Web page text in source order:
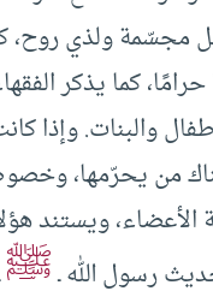
مجسّمة ولذي روح،
كما يذكر
والبنات. وإذا
من يحرّمها،
الأعضاء، ويستند
رسول الله ـﷺ